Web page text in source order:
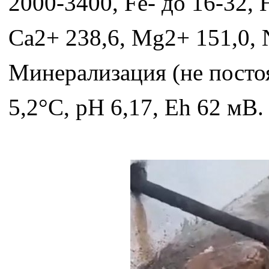
Са2+ 238,6, Mg2+ 151,0,
Минерализация (не
5,2°С, pH 6,17, Eh 62 мВ.